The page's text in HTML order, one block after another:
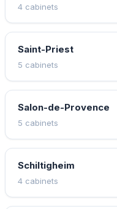
4 cabinets
Saint-Priest
5 cabinets
Salon-de-Provence
5 cabinets
Schiltigheim
4 cabinets